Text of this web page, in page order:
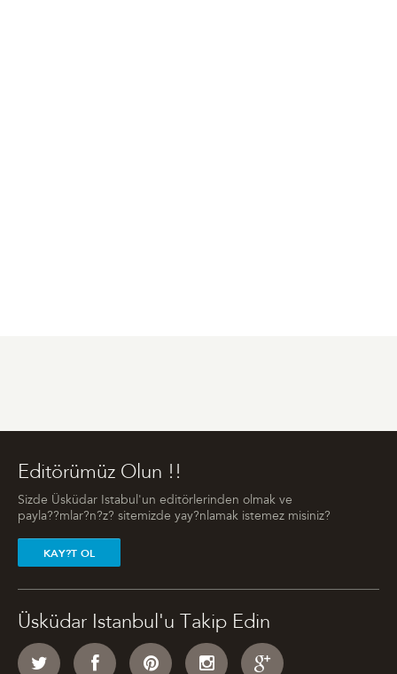
Editörümüz Olun !!
Sizde Üsküdar Istabul'un editörlerinden olmak ve
payla??mlar?n?z? sitemizde yay?nlamak istemez misiniz?
KAY?T OL
Üsküdar Istanbul'u Takip Edin